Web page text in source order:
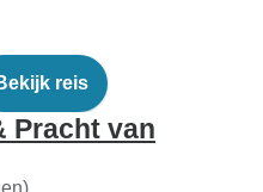
reis
Pracht van